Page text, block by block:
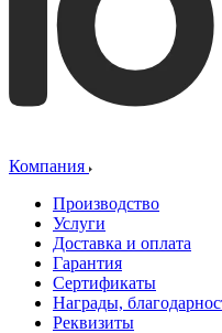
Компания
Производство
Услуги
Доставка и оплата
Гарантия
Сертификаты
Награды,
Реквизиты